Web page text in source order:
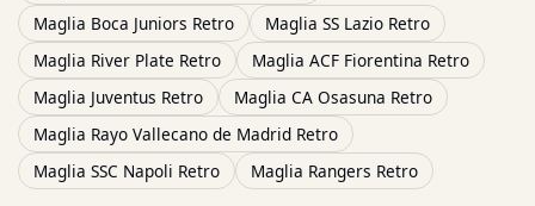
Maglia Boca Juniors Retro
Maglia SS Lazio Retro
Maglia River Plate Retro
Maglia ACF Fiorentina Retro
Maglia Juventus Retro
Maglia CA Osasuna Retro
Maglia Rayo Vallecano de Madrid Retro
Maglia SSC Napoli Retro
Maglia Rangers Retro